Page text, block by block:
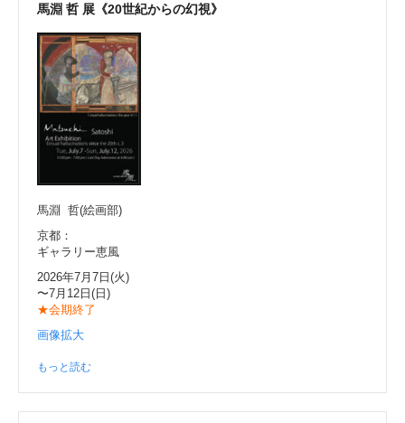
馬淵 哲 展《20世紀からの幻視》
馬淵 哲(絵画部)
京都：
ギャラリー恵風
2026年7月7日(火)
〜7月12日(日)
★会期終了
画像拡大
もっと読む